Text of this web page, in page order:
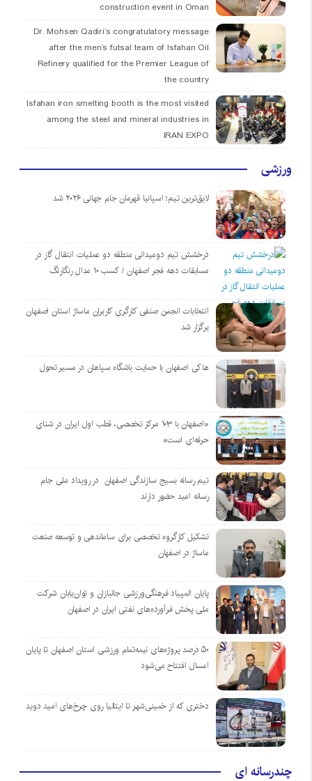
construction event in Oman
Dr. Mohsen Qadiri’s congratulatory message
after the men’s futsal team of Isfahan Oil
Refinery qualified for the Premier League of
the country
Isfahan iron smelting booth is the most visited
among the steel and mineral industries in
IRAN EXPO
ورزشی
لایق‌ترین تیم؛ اسپانیا قهرمان جام جهانی ۲۰۲۶ شد
درخشش تیم دومیدانی منطقه دو عملیات انتقال گاز در
مسابقات دهه فجر اصفهان / کسب ۱۰ مدال رنگارنگ
انتخابات انجمن صنفی کارگری کاربران ماساژ استان اصفهان
برگزار شد
هاکی اصفهان با حمایت باشگاه سپاهان در مسیر تحول
«اصفهان با ۱۰۳ مرکز تخصصی، قطب اول ایران در شنای
حرفه‌ای است»
تیم رسانه بسیج سازندگی اصفهان در رویداد ملی جام
رسانه امید حضور دارند
تشکیل کارگروه تخصصی برای ساماندهی و توسعه صنعت
ماساژ در اصفهان
پایان المپیاد فرهنگی‌ورزشی جانبازان و توان‌یابان شرکت
ملی پخش فرآورده‌های نفتی ایران در اصفهان
۵۰ درصد پروژه‌های نیمه‌تمام ورزشی استان اصفهان تا پایان
امسال افتتاح می‌شود
دختری که از خمینی‌شهر تا ایتالیا روی چرخ‌های امید دوید
چندرسانه ای